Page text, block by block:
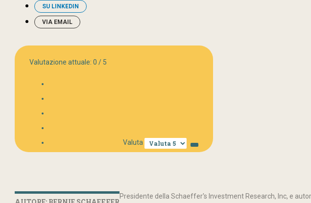
SU LINKEDIN
VIA EMAIL
Valutazione attuale: 0 / 5
Valuta
Presidente della Schaeffer's Investment Research, Inc, e